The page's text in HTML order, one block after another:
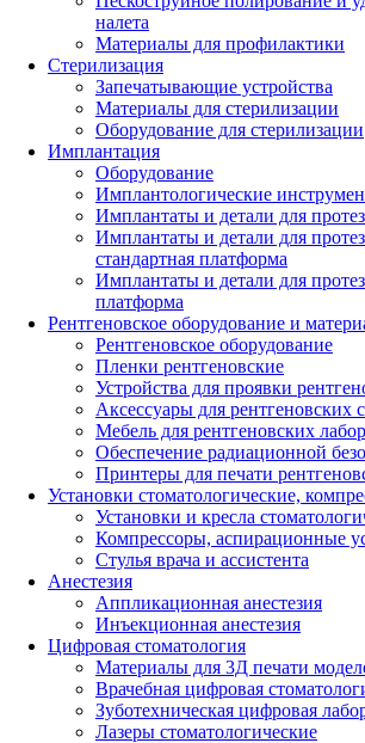
налета
Материалы для профилактики
Стерилизация
Запечатывающие устройства
Материалы для стерилизации
Оборудование для стерилизации
Имплантация
Оборудование
Имплантологические
Имплантаты и детали для
Имплантаты и детали для
стандартная платформа
Имплантаты и детали для
платформа
Рентгеновское оборудование и
Рентгеновское оборудование
Пленки рентгеновские
Устройства для проявки
Аксессуары для рентгеновских
Мебель для рентгеновских
Обеспечение радиационной
Принтеры для печати
Установки стоматологические,
Установки и кресла
Компрессоры, аспирационные
Стулья врача и ассистента
Анестезия
Аппликационная анестезия
Инъекционная анестезия
Цифровая стоматология
Материалы для 3Д печати
Врачебная цифровая
Зуботехническая цифровая
Лазеры стоматологические